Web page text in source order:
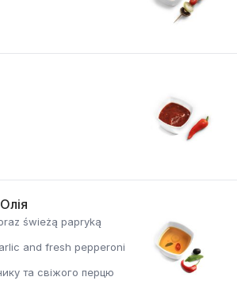
świeżą papryką
and fresh pepperoni
та свіжого перцю